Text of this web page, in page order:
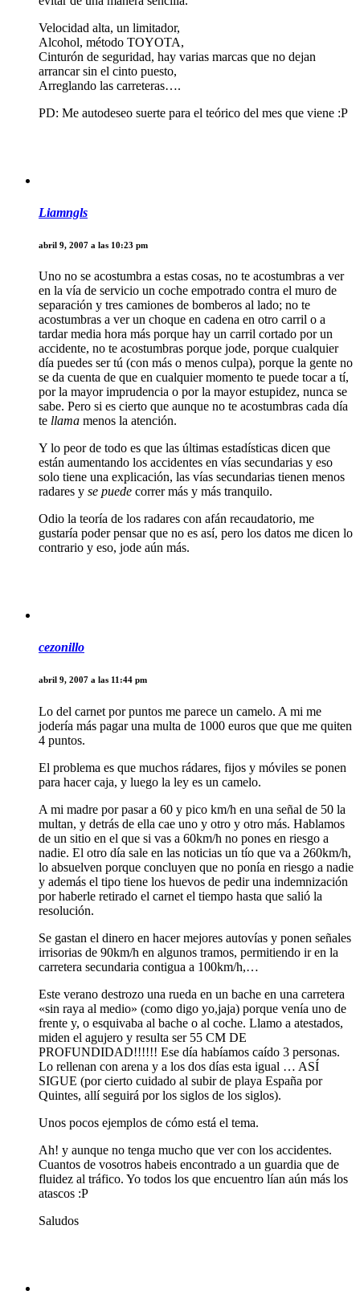
Velocidad alta, un limitador,
Alcohol, método TOYOTA,
Cinturón de seguridad, hay varias marcas que no dejan
arrancar sin el cinto puesto,
Arreglando las carreteras….
PD: Me autodeseo suerte para el teórico del mes que viene :P
Liamngls
abril 9, 2007 a las 10:23 pm
Uno no se acostumbra a estas cosas, no te acostumbras a ver
en la vía de servicio un coche empotrado contra el muro de
separación y tres camiones de bomberos al lado; no te
acostumbras a ver un choque en cadena en otro carril o a
tardar media hora más porque hay un carril cortado por un
accidente, no te acostumbras porque jode, porque cualquier
día puedes ser tú (con más o menos culpa), porque la gente no
se da cuenta de que en cualquier momento te puede tocar a tí,
por la mayor imprudencia o por la mayor estupidez, nunca se
sabe. Pero si es cierto que aunque no te acostumbras cada día
te llama menos la atención.
Y lo peor de todo es que las últimas estadísticas dicen que
están aumentando los accidentes en vías secundarias y eso
solo tiene una explicación, las vías secundarias tienen menos
radares y se puede correr más y más tranquilo.
Odio la teoría de los radares con afán recaudatorio, me
gustaría poder pensar que no es así, pero los datos me dicen lo
contrario y eso, jode aún más.
cezonillo
abril 9, 2007 a las 11:44 pm
Lo del carnet por puntos me parece un camelo. A mi me
jodería más pagar una multa de 1000 euros que que me quiten
4 puntos.
El problema es que muchos rádares, fijos y móviles se ponen
para hacer caja, y luego la ley es un camelo.
A mi madre por pasar a 60 y pico km/h en una señal de 50 la
multan, y detrás de ella cae uno y otro y otro más. Hablamos
de un sitio en el que si vas a 60km/h no pones en riesgo a
nadie. El otro día sale en las noticias un tío que va a 260km/h,
lo absuelven porque concluyen que no ponía en riesgo a nadie
y además el tipo tiene los huevos de pedir una indemnización
por haberle retirado el carnet el tiempo hasta que salió la
resolución.
Se gastan el dinero en hacer mejores autovías y ponen señales
irrisorias de 90km/h en algunos tramos, permitiendo ir en la
carretera secundaria contigua a 100km/h,…
Este verano destrozo una rueda en un bache en una carretera
«sin raya al medio» (como digo yo,jaja) porque venía uno de
frente y, o esquivaba al bache o al coche. Llamo a atestados,
miden el agujero y resulta ser 55 CM DE
PROFUNDIDAD!!!!!! Ese día habíamos caído 3 personas.
Lo rellenan con arena y a los dos días esta igual … ASÍ
SIGUE (por cierto cuidado al subir de playa España por
Quintes, allí seguirá por los siglos de los siglos).
Unos pocos ejemplos de cómo está el tema.
Ah! y aunque no tenga mucho que ver con los accidentes.
Cuantos de vosotros habeis encontrado a un guardia que de
fluidez al tráfico. Yo todos los que encuentro lían aún más los
atascos :P
Saludos